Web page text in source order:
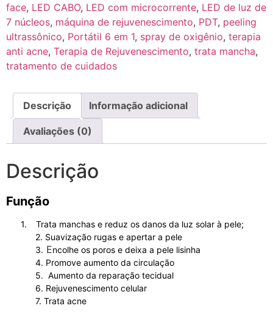
face, LED CABO, LED com microcorrente, LED de luz de
7 núcleos, máquina de rejuvenescimento, PDT, peeling
ultrassônico, Portátil 6 em 1, spray de oxigênio, terapia
anti acne, Terapia de Rejuvenescimento, trata mancha,
tratamento de cuidados
Descrição Informação adicional
Avaliações (0)
Descrição
Função
1.
Trata manchas e reduz os danos da luz solar à pele;
2. Suavização rugas e apertar a pele
3. Encolhe os poros e deixa a pele lisinha
4. Promove aumento da circulação
5. Aumento da reparação tecidual
6. Rejuvenescimento celular
7. Trata acne